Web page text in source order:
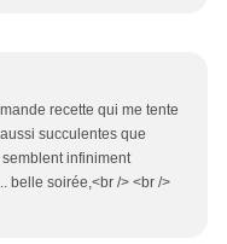
recette qui me tente
succulentes que
infiniment
belle soirée,<br /> <br />